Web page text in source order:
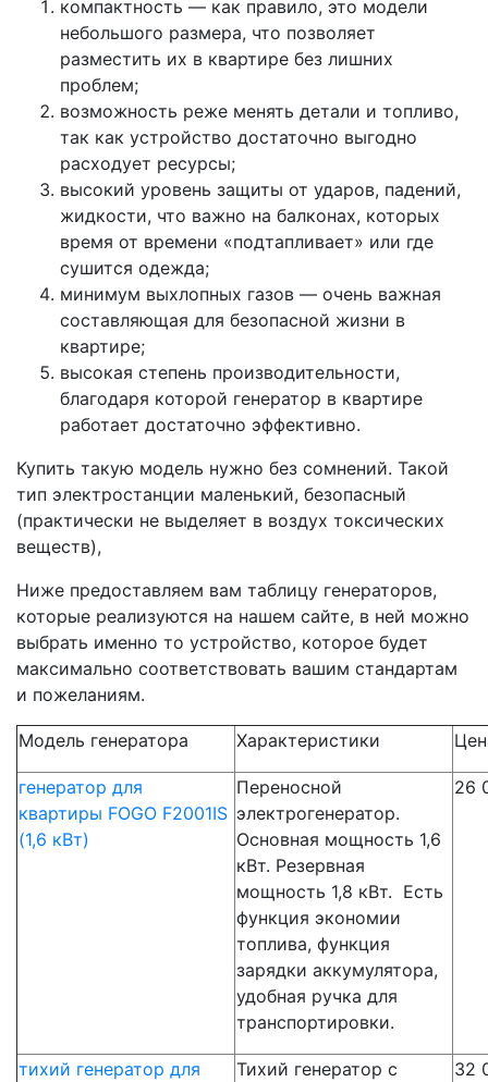
компактность — как правило, это модели
небольшого размера, что позволяет
разместить их в квартире без лишних
проблем;
возможность реже менять детали и топливо,
так как устройство достаточно выгодно
расходует ресурсы;
высокий уровень защиты от ударов, падений,
жидкости, что важно на балконах, которых
время от времени «подтапливает» или где
сушится одежда;
минимум выхлопных газов — очень важная
составляющая для безопасной жизни в
квартире;
высокая степень производительности,
благодаря которой генератор в квартире
работает достаточно эффективно.
Купить такую модель нужно без сомнений. Такой
тип электростанции маленький, безопасный
(практически не выделяет в воздух токсических
веществ),
Ниже предоставляем вам таблицу генераторов,
которые реализуются на нашем сайте, в ней можно
выбрать именно то устройство, которое будет
максимально соответствовать вашим стандартам
и пожеланиям.
Модель генератора Характеристики
генератор для
квартиры FOGO F2001IS
(1,6 кВт)
Переносной
электрогенератор.
Основная мощность 1,6
кВт. Резервная
мощность 1,8 кВт. Есть
функция экономии
топлива, функция
зарядки аккумулятора,
удобная ручка для
транспортировки.
26
тихий генератор для
Тихий генератор с
32